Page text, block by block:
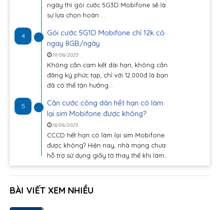
ngày thì gói cước 5G3D Mobifone sẽ là
sự lựa chọn hoàn ...
4
Gói cước 5G1D Mobifone chỉ 12k có
ngay 8GB/ngày
19/06/2025
Không cần cam kết dài hạn, không cần
đăng ký phức tạp, chỉ với 12.000đ là bạn
đã có thể tận hưởng...
5
Căn cước công dân hết hạn có làm
lại sim Mobifone được không?
18/06/2025
CCCD hết hạn có làm lại sim Mobifone
được không? Hiện nay, nhà mạng chưa
hỗ trợ sử dụng giấy tờ thay thế khi làm...
BÀI VIẾT XEM NHIỀU